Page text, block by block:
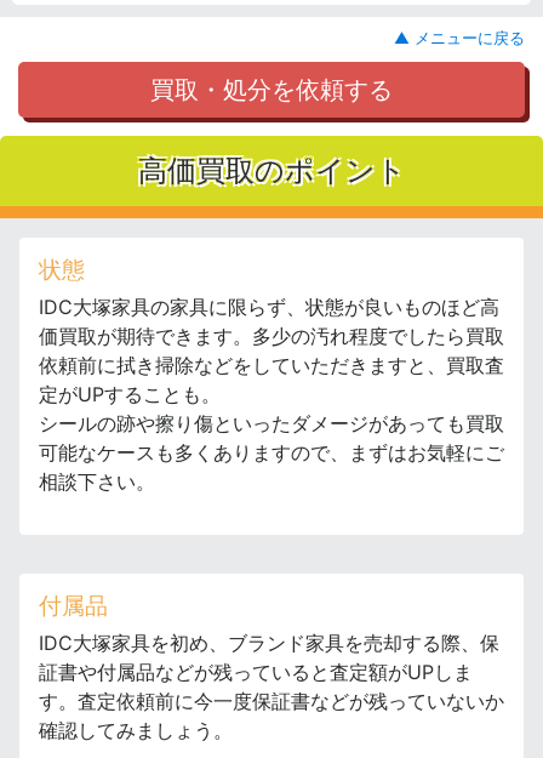
▲ メニューに戻る
買取・処分を依頼する
高価買取のポイント
状態
IDC大塚家具の家具に限らず、状態が良いものほど高
価買取が期待できます。多少の汚れ程度でしたら買取
依頼前に拭き掃除などをしていただきますと、買取査
定がUPすることも。
シールの跡や擦り傷といったダメージがあっても買取
可能なケースも多くありますので、まずはお気軽にご
相談下さい。
付属品
IDC大塚家具を初め、ブランド家具を売却する際、保
証書や付属品などが残っていると査定額がUPしま
す。査定依頼前に今一度保証書などが残っていないか
確認してみましょう。